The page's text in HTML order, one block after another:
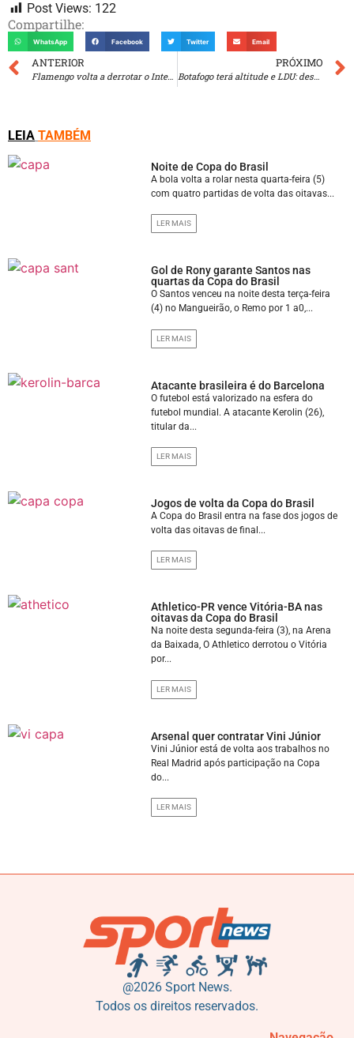
Post Views: 122
Compartilhe:
WhatsApp Facebook Twitter Email
ANTERIOR
Flamengo volta a derrotar o Internacional e avança na Libertadores
PRÓXIMO
Botafogo terá altitude e LDU: desafios da Libertadores
LEIA TAMBÉM
Noite de Copa do Brasil
A bola volta a rolar nesta quarta-feira (5)
com quatro partidas de volta das oitavas...
LER MAIS
Gol de Rony garante Santos nas
quartas da Copa do Brasil
O Santos venceu na noite desta terça-feira
(4) no Mangueirão, o Remo por 1 a0,...
LER MAIS
Atacante brasileira é do Barcelona
O futebol está valorizado na esfera do
futebol mundial. A atacante Kerolin (26),
titular da...
LER MAIS
Jogos de volta da Copa do Brasil
A Copa do Brasil entra na fase dos jogos de
volta das oitavas de final...
LER MAIS
Athletico-PR vence Vitória-BA nas
oitavas da Copa do Brasil
Na noite desta segunda-feira (3), na Arena
da Baixada, O Athletico derrotou o Vitória
por...
LER MAIS
Arsenal quer contratar Vini Júnior
Vini Júnior está de volta aos trabalhos no
Real Madrid após participação na Copa
do...
LER MAIS
@2026 Sport News.
Todos os direitos reservados.